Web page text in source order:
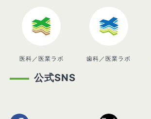
医科／医業ラボ 歯科／医業ラボ
公式SNS